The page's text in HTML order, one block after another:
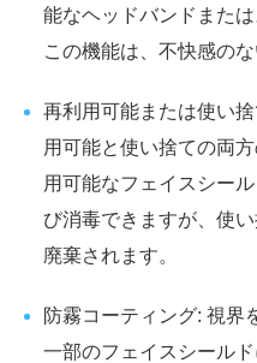
能なヘッドバンドまた
この機能は、不快感の
再利用可能または使い
用可能と使い捨ての両
用可能なフェイスシー
び消毒できますが、使
廃棄されます。
防霧コーティング: 視界
一部のフェイスシール